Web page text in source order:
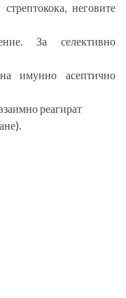
неговите
За селективно
имунно асептично
реагират